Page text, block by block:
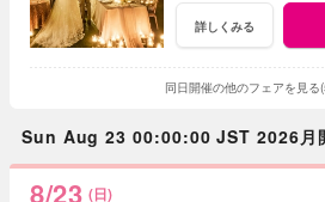
詳しくみる
同日開催の他のフェアを見る
Sun Aug 23 00:00:00 JST 2026月
8/23 (日)